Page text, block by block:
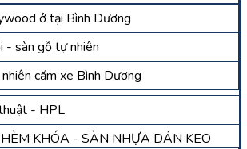
ở tại Bình Dương
- sàn gỗ tự nhiên
căm xe Bình Dương
- HPL
KHÓA - SÀN NHỰA DÁN KEO